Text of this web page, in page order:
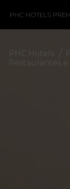
PHC HOTELS
PHC Hotels
Restaurantes e